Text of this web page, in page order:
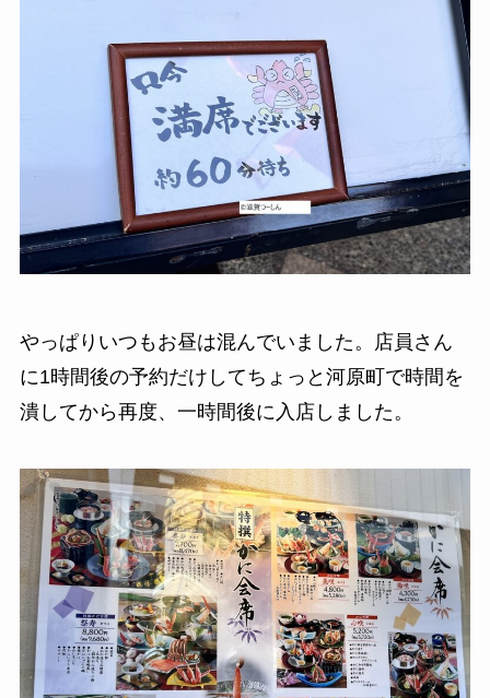
やっぱりいつもお昼は混んでいました。店員さん
に1時間後の予約だけしてちょっと河原町で時間を
潰してから再度、一時間後に入店しました。